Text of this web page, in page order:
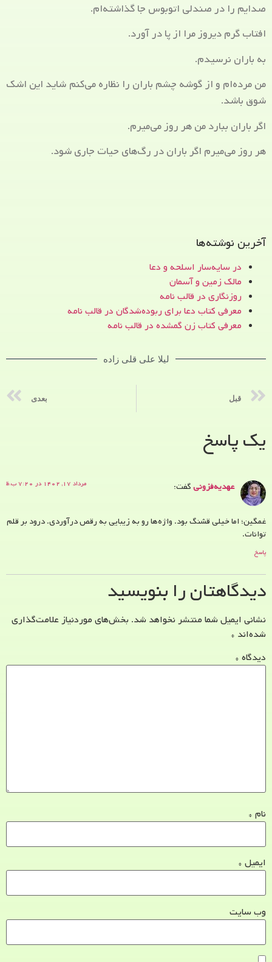
صدایم را در صندلی اتوبوس جا گذاشته‌ام.
افتاب گرم دیروز مرا از پا در آورد.
به باران نرسیدم.
من مرده‌ام و از گوشه چشم باران را نظاره می‌کنم شاید این اشک
شوق باشد.
اگر باران ببارد من هر روز می‌میرم.
هر روز می‌میرم اگر باران در رگ‌های حیات جاری شود.
آخرین نوشته‌ها
در سایه‌سار اسلحه و دعا
مالک زمین و آسمان
روزنگاری در قالب نامه
معرفی کتاب دعا برای ربوده‌شدگان در قالب نامه
معرفی کتاب زن‌ گمشده در قالب نامه
لیلا علی قلی زاده
قبل بعدی
یک پاسخ
عهدیه‌فزونیگفت: مرداد ۱۷, ۱۴۰۲ در ۷:۲۰ ب.ظ
غمگین؛ اما خیلی قشنگ بود. واژه‌ها رو به زیبایی به رقص درآوردی. درود بر قلم
توانات.
پاسخ
دیدگاهتان را بنویسید
نشانی ایمیل شما منتشر نخواهد شد. بخش‌های موردنیاز علامت‌گذاری
شده‌اند *
دیدگاه *
نام *
ایمیل *
وب‌ سایت